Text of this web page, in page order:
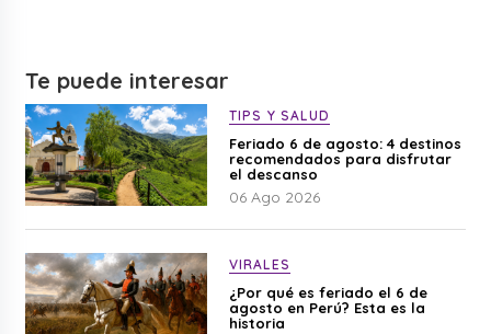
Te puede interesar
TIPS Y SALUD
Feriado 6 de agosto: 4 destinos
recomendados para disfrutar
el descanso
06 Ago 2026
VIRALES
¿Por qué es feriado el 6 de
agosto en Perú? Esta es la
historia